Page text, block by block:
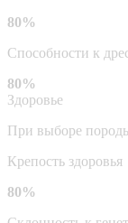
80%
Способности к
80%
Здоровье
При выборе
Крепость здоровья
80%